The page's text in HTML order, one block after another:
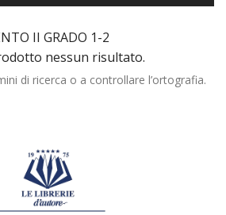
II GRADO 1-2
nessun risultato.
di ricerca o a controllare l’ortografia.